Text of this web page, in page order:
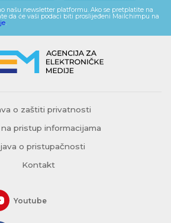
našu newsletter platformu. Ako se pretplatite na
da će vaši podaci biti proslijeđeni Mailchimpu na
o zaštiti privatnosti
na pristup informacijama
o pristupačnosti
Kontakt
Youtube